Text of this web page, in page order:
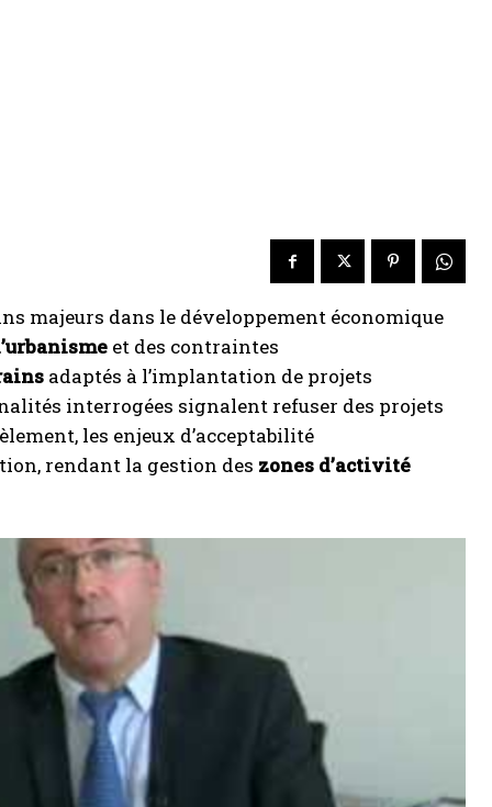
majeurs dans le développement économique
et des contraintes
adaptés à l’implantation de projets
interrogées signalent refuser des projets
les enjeux d’acceptabilité
rendant la gestion des zones d’activité